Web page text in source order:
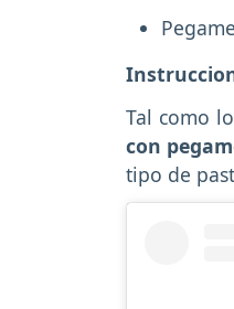
Tal como
con
tipo de